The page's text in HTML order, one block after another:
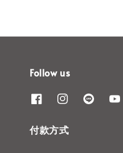
Follow us
付款方式